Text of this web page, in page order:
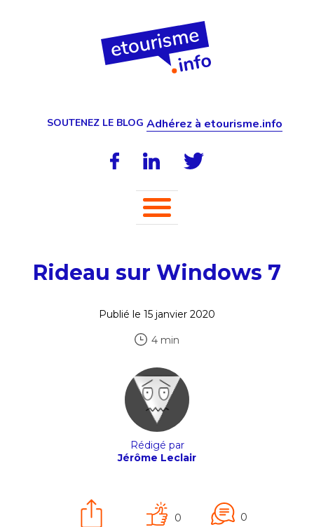
SOUTENEZ LE BLOG Adhérez à etourisme.info
Rideau sur Windows 7
Publié le 15 janvier 2020
4 min
Rédigé par
Jérôme Leclair
0 0